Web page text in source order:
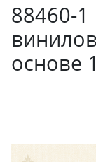
88460-
основе